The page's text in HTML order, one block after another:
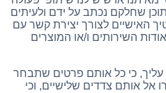
שחלקם נכתב על ידם ולעיתים
האישיים לצורך יצירת קשר עם
השירותים ו/או המוצרים
עליך, כי כל אותם פרטים שתבחר
אל אותם צדדים שלישיים, וכי